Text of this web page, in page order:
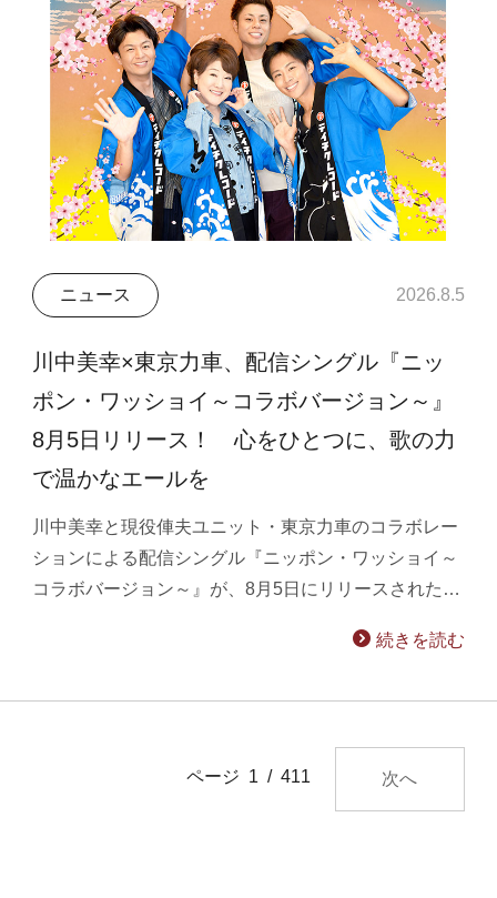
ニュース 2026.8.5
川中美幸×東京力車、配信シングル『ニッ
ポン・ワッショイ～コラボバージョン～』
8月5日リリース！ 心をひとつに、歌の力
で温かなエールを
川中美幸と現役俥夫ユニット・東京力車のコラボレー
ションによる配信シングル『ニッポン・ワッショイ～
コラボバージョン～』が、8月5日にリリースされた…
続きを読む
ページ 1 / 411 次へ